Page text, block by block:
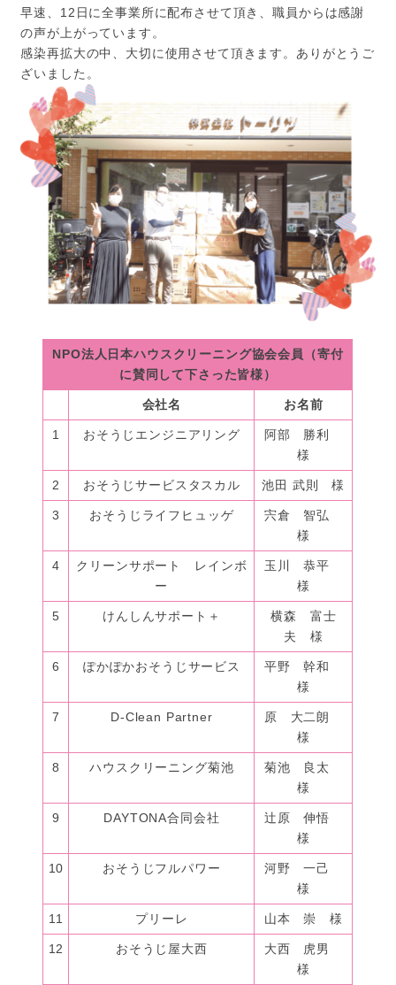
早速、12日に全事業所に配布させて頂き、職員からは感謝
の声が上がっています。
感染再拡大の中、大切に使用させて頂きます。ありがとうご
ざいました。
NPO法人日本ハウスクリーニング協会会員（寄付
に賛同して下さった皆様）
会社名 お名前
1 おそうじエンジニアリング
阿部 勝利
様
2 おそうじサービスタスカル 池田 武則 様
3 おそうじライフヒュッゲ
宍倉 智弘
様
4
クリーンサポート レインボ
ー
玉川 恭平
様
5 けんしんサポート＋
横森 富士
夫 様
6 ぽかぽかおそうじサービス
平野 幹和
様
7 D-Clean Partner
原 大二朗
様
8 ハウスクリーニング菊池
菊池 良太
様
9 DAYTONA合同会社
辻原 伸悟
様
10 おそうじフルパワー
河野 一己
様
11 プリーレ 山本 崇 様
12 おそうじ屋大西
大西 虎男
様